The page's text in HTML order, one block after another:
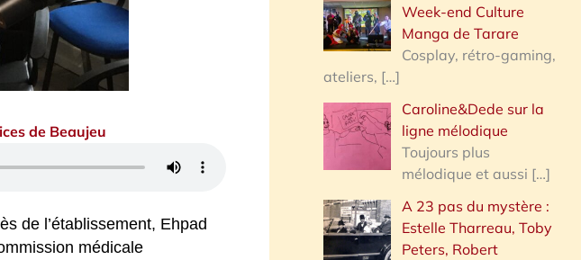
de Beaujeu
de l’établissement, Ehpad
médicale
:
Week-end Culture
Manga de Tarare
Cosplay, rétro-gaming,
ateliers, […]
Caroline&Dede sur la
ligne mélodique
Toujours plus
mélodique et aussi […]
A 23 pas du mystère :
Estelle Tharreau, Toby
Peters, Robert